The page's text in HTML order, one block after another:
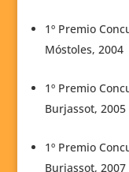
1º Premio
Móstoles, 2004
1º Premio
Burjassot, 2005
1º Premio
Burjassot, 2007